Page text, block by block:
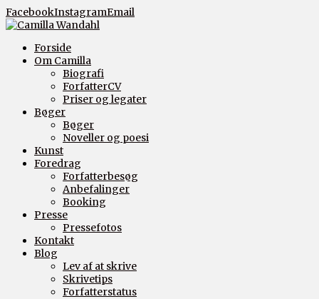
FacebookInstagramEmail
Forside
Om Camilla
Biografi
ForfatterCV
Priser og legater
Bøger
Bøger
Noveller og poesi
Kunst
Foredrag
Forfatterbesøg
Anbefalinger
Booking
Presse
Pressefotos
Kontakt
Blog
Lev af at skrive
Skrivetips
Forfatterstatus